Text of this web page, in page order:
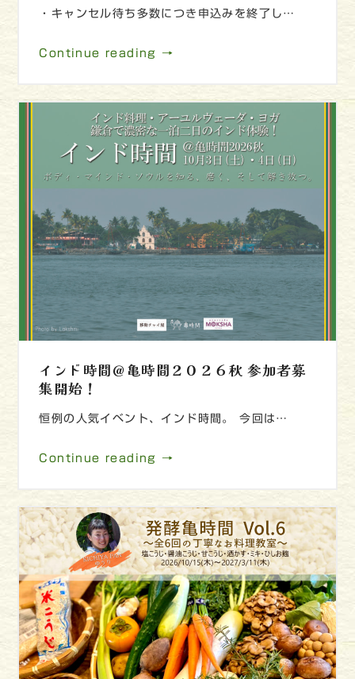
・キャンセル待ち多数につき申込みを終了し…
Continue reading →
インド時間＠亀時間２０２６秋 参加者募
集開始！
恒例の人気イベント、インド時間。 今回は…
Continue reading →